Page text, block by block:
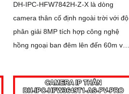
DH-IPC-HFW7842H-Z-X là dòng
camera thân cố định ngoài trời với độ
phân giải 8MP tích hợp công nghệ
hồng ngoại ban đêm lên đến 60m và
khuôn mặt thông minh, chuẩn nén